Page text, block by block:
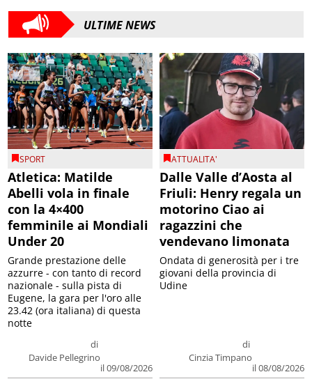
ULTIME NEWS
SPORT
Atletica: Matilde
Abelli vola in finale
con la 4×400
femminile ai Mondiali
Under 20
di
Davide Pellegrino
il 09/08/2026
Grande prestazione delle
azzurre - con tanto di record
nazionale - sulla pista di
Eugene, la gara per l'oro alle
23.42 (ora italiana) di questa
notte
ATTUALITA'
Dalle Valle d’Aosta al
Friuli: Henry regala un
motorino Ciao ai
ragazzini che
vendevano limonata
di
Cinzia Timpano
il 08/08/2026
Ondata di generosità per i tre
giovani della provincia di
Udine